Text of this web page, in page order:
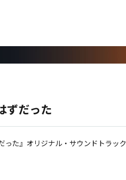
ずだった
った』オリジナル・サウンドトラック